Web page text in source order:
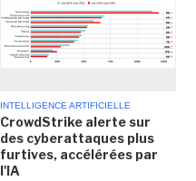
INTELLIGENCE ARTIFICIELLE
CrowdStrike alerte sur
des cyberattaques plus
furtives, accélérées par
l'IA